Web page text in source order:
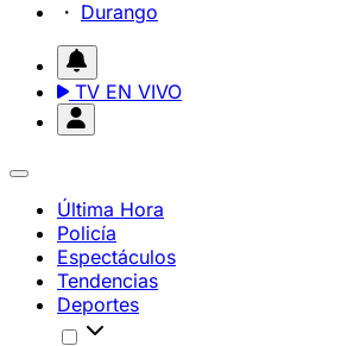
Durango
TV EN VIVO
Última Hora
Policía
Espectáculos
Tendencias
Deportes